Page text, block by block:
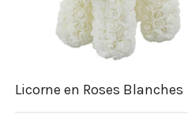
Licorne en Roses Blanches